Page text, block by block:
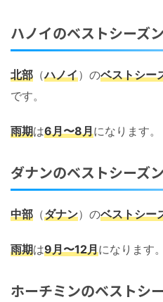
ハノイのベストシーズン
北部 （ハノイ）のベストシー
です。
雨期は6月〜8月になります。
ダナンのベストシーズン
中部 （ダナン）のベストシー
雨期は9月〜12月になります。
ホーチミンのベストシ